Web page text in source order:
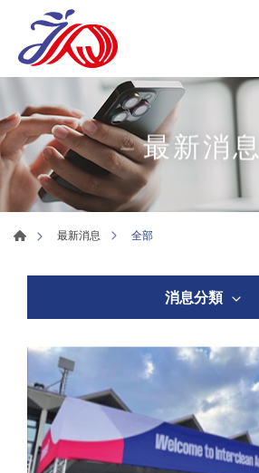
最新消息
最新消息 全部
消息分類